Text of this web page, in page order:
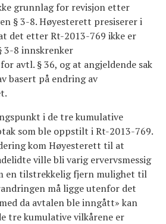
grunnlag for revisjon etter
§ 3-8. Høyesterett presiserer i
det etter Rt-2013-769 ikke er
3-8 innskrenker
avtl. § 36, og at angjeldende sak
basert på endring av
i de tre kumulative
som ble oppstilt i Rt-2013-769.
kom Høyesterett til at
ville bli varig ervervsmessig
en tilstrekkelig fjern mulighet til
må ligge utenfor det
da avtalen ble inngått» kan
tre kumulative vilkårene er